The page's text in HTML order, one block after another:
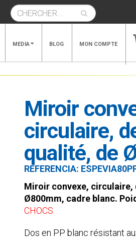
MEDIA BLOG MON COMPTE
Miroir
circulaire,
qualité, de
REFERENCIA:
Miroir convexe, circulaire,
Ø800mm, cadre blanc.
CHOCS.
Dos en PP blanc résistant